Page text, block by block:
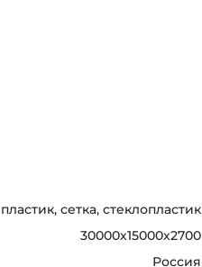
сетка, стеклопластик
30000х15000х2700
Россия